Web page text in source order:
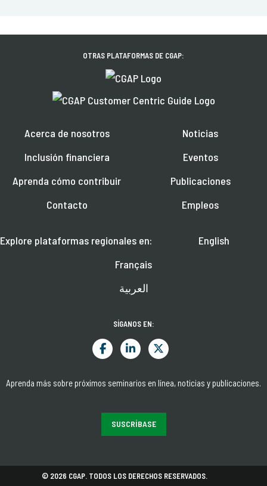
OTRAS PLATAFORMAS DE CGAP:
Acerca de nosotros
Inclusión financiera
Aprenda cómo contribuir
Contacto
Noticias
Eventos
Publicaciones
Empleos
Explore plataformas regionales en:
English
Français
العربية
SÍGANOS EN:
Aprenda más sobre próximos seminarios en línea, noticias y publicaciones.
SUSCRÍBASE
© 2026 CGAP. TODOS LOS DERECHOS RESERVADOS.